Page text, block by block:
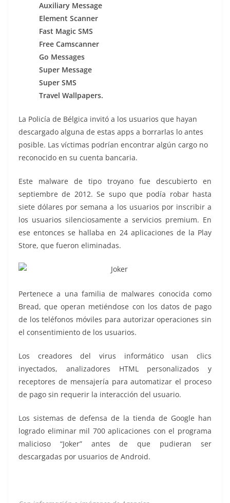
Auxiliary Message
Element Scanner
Fast Magic SMS
Free Camscanner
Go Messages
Super Message
Super SMS
Travel Wallpapers.
La Policía de Bélgica invitó a los usuarios que hayan
descargado alguna de estas apps a borrarlas lo antes
posible. Las víctimas podrían encontrar algún cargo no
reconocido en su cuenta bancaria.
Este malware de tipo troyano fue descubierto en
septiembre de 2012. Se supo que podía robar hasta
siete dólares por semana a los usuarios por inscribir a
los usuarios silenciosamente a servicios premium. En
ese entonces se hallaba en 24 aplicaciones de la Play
Store, que fueron eliminadas.
Pertenece a una familia de malwares conocida como
Bread, que operan metiéndose con los datos de pago
de los teléfonos móviles para autorizar operaciones sin
el consentimiento de los usuarios.
Los creadores del virus informático usan clics
inyectados, analizadores HTML personalizados y
receptores de mensajería para automatizar el proceso
de pago sin requerir la interacción del usuario.
Los sistemas de defensa de la tienda de Google han
logrado eliminar mil 700 aplicaciones con el programa
malicioso “Joker” antes de que pudieran ser
descargadas por usuarios de Android.